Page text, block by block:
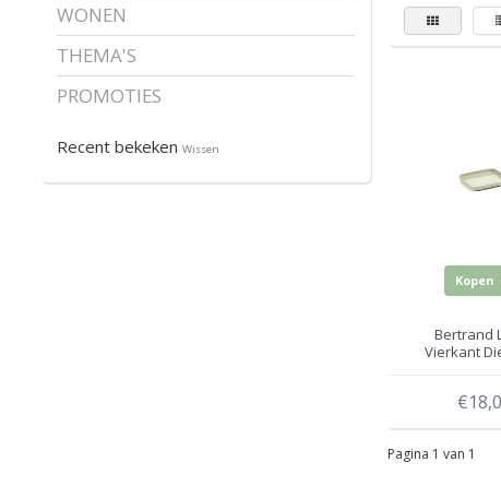
WONEN
THEMA'S
PROMOTIES
Recent bekeken Wissen
Kopen
Bertrand
Vierkant
Pagina 1 van 1